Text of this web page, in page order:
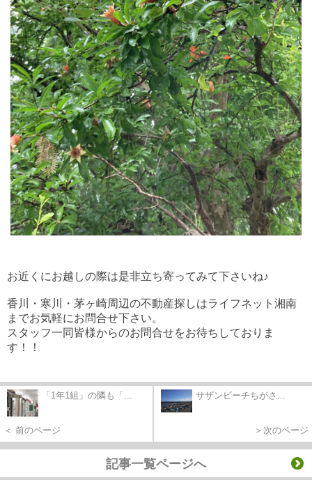
お近くにお越しの際は是非立ち寄ってみて下さいね♪
香川・寒川・茅ヶ崎周辺の不動産探しはライフネット湘南
までお気軽にお問合せ下さい。
スタッフ一同皆様からのお問合せをお待ちしておりま
す！！
「1年1組」の隣も「...
＜ 前のページ
サザンビーチちがさ...
＞次のページ
記事一覧ページへ